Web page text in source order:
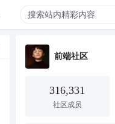
前端社区
316,331
社区成员